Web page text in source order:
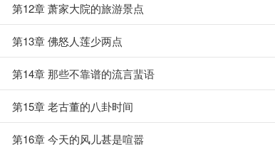
第12章 萧家大院的旅游景点
第13章 佛怒人莲少两点
第14章 那些不靠谱的流言蜚语
第15章 老古董的八卦时间
第16章 今天的风儿甚是喧嚣